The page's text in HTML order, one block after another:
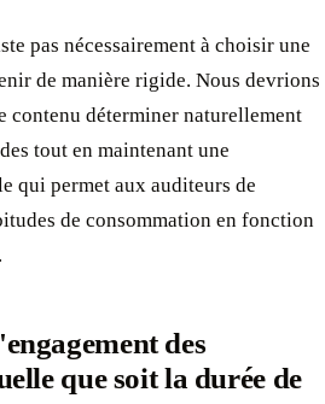
pas nécessairement à choisir une
de manière rigide. Nous devrions
contenu déterminer naturellement
tout en maintenant une
qui permet aux auditeurs de
de consommation en fonction
des
que soit la durée de